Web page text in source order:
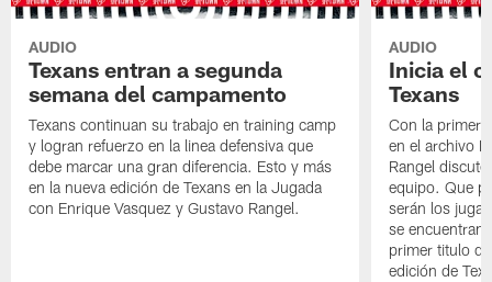
AUDIO
Texans entran a segunda
semana del campamento
Texans continuan su trabajo en training camp
y logran refuerzo en la linea defensiva que
debe marcar una gran diferencia. Esto y más
en la nueva edición de Texans en la Jugada
con Enrique Vasquez y Gustavo Rangel.
AUDIO
Inicia el
Texans
Con la
en el archivo
Rangel
equipo. Que
serán los
se encuentran
primer titulo
edición de